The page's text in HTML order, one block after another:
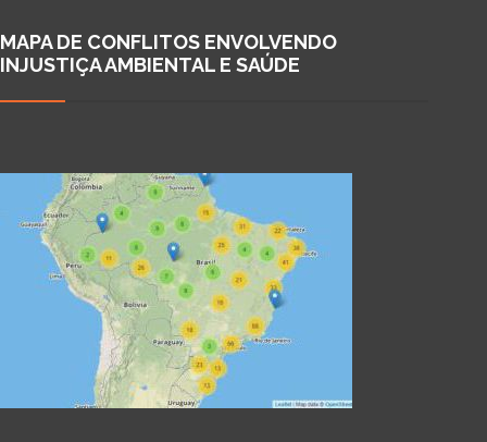
MAPA DE CONFLITOS ENVOLVENDO
INJUSTIÇA AMBIENTAL E SAÚDE